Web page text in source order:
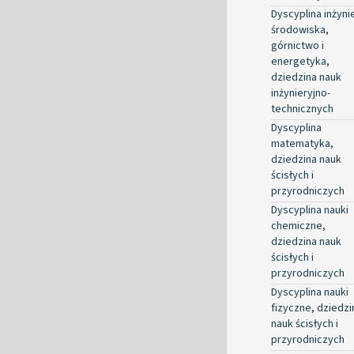
Dyscyplina
środowiska,
górnictwo i
energetyka,
dziedzina nauk
inżynieryjno-
technicznych
Dyscyplina
matematyka,
dziedzina nauk
ścisłych i
przyrodniczych
Dyscyplina nauki
chemiczne,
dziedzina nauk
ścisłych i
przyrodniczych
Dyscyplina nauki
fizyczne,
nauk ścisłych i
przyrodniczych